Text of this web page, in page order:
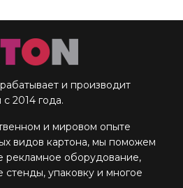
и производит
2014 года.
и мировом опыте
видов картона, мы поможем
рекламное оборудование,
стенды, упаковку и многое